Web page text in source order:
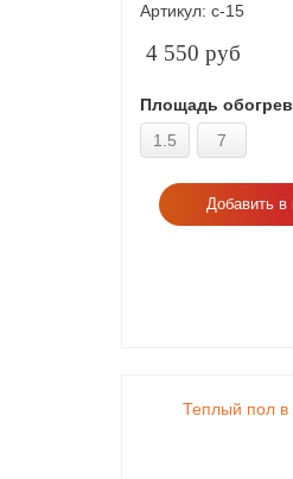
Артикул: с-15
4 550 руб
Площадь
1.5
7
Добавить в
Теплый пол в